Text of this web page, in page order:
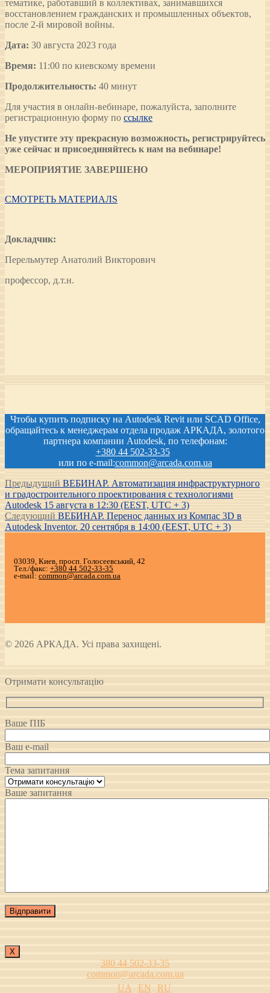
тематике, работавший в коллективах, занимавшихся
восстановлением гражданских и промышленных объектов,
после 2-й мировой войны.
Дата: 30 августа 2023 года
Время: 11:00 по киевскому времени
Продолжительность: 40 минут
Для участия в онлайн-вебинаре, пожалуйста, заполните
регистрационную форму по ссылке
Не упустите эту прекрасную возможность, регистрируйтесь
уже сейчас и присоединяйтесь к нам на вебинаре!
МЕРОПРИЯТИЕ ЗАВЕРШЕНО
СМОТРЕТЬ МАТЕРИАЛS
Докладчик:
Перельмутер Анатолий Викторович
профессор, д.т.н.
Чтобы купить подписку на Autodesk Revit или SCAD Office,
обращайтесь к менеджерам отдела продаж АРКАДА, золотого
партнера компании Autodesk, по телефонам:
+380 44 502-33-35
или по e-mail:common@arcada.com.ua
Навигация
по
записям
Предыдущий Предыдущая
запись:
ВЕБИНАР. Автоматизация инфраструктурного
и градостроительного проектирования с технологиями
Autodesk 15 августа в 12:30 (EEST, UTC + 3)
Следующий Следующая
запись:
ВЕБИНАР. Перенос данных из Компас 3D в
Autodesk Inventor. 20 сентября в 14:00 (EEST, UTC + 3)
03039, Киев, просп. Голосеевський, 42
Тел./факс: +380 44 502-33-35
e-mail: common@arcada.com.ua
© 2026 АРКАДА. Усі права захищені.
Отримати консультацію
Ваше ПІБ
Ваш e-mail
Тема запитання
Ваше запитання
Х
380 44 502-33-35
common@arcada.com.ua
UA
EN RU